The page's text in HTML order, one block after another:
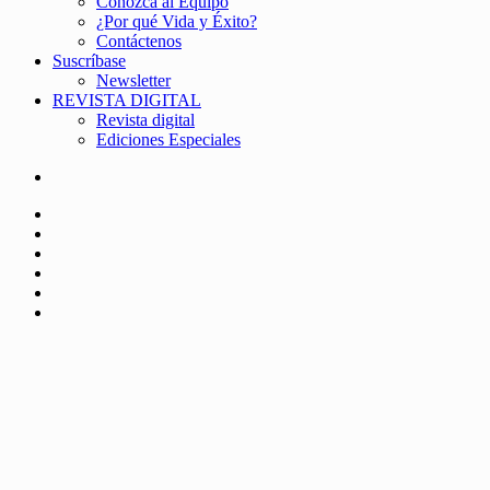
¿Por qué Vida y Éxito?
Contáctenos
Suscríbase
Newsletter
REVISTA DIGITAL
Revista digital
Ediciones Especiales